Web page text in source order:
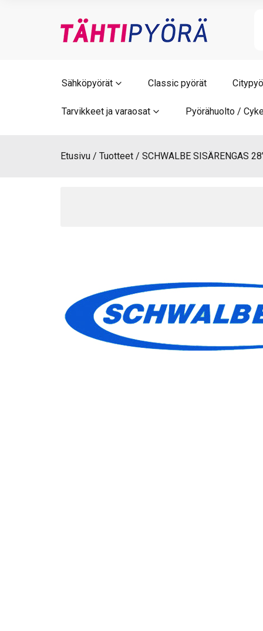
Sähköpyörät Classic pyörät
Tarvikkeet ja varaosat Pyörähuolto /
Etusivu Tuotteet SCHWALBE SISÄRENGAS